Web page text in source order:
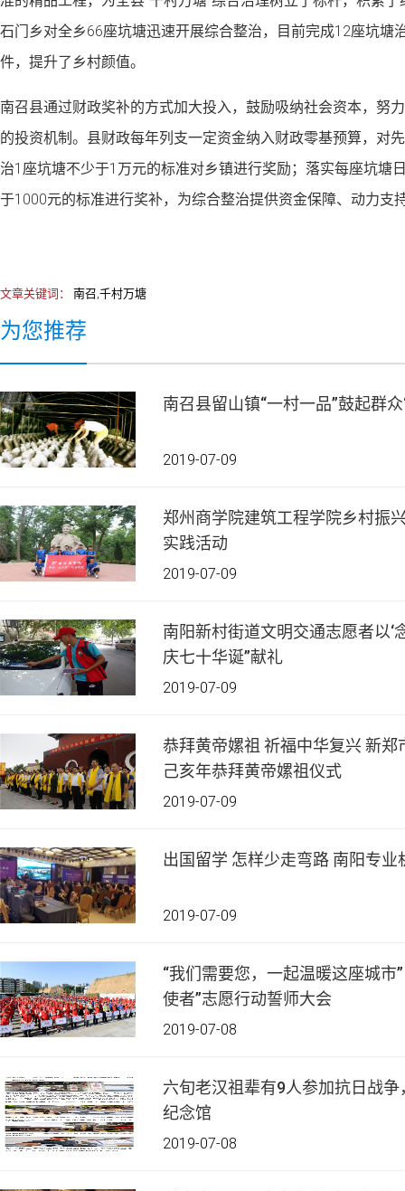
石门乡对全乡66座坑塘迅速开展综合整治，目前完成12座坑塘
件，提升了乡村颜值。
南召县通过财政奖补的方式加大投入，鼓励吸纳社会资本，努
的投资机制。县财政每年列支一定资金纳入财政零基预算，对
治1座坑塘不少于1万元的标准对乡镇进行奖励；落实每座坑塘
于1000元的标准进行奖补，为综合整治提供资金保障、动力支
文章关键词： 南召,千村万塘
为您推荐
南召县留山镇“一村一品”鼓起群众
2019-07-09
郑州商学院建筑工程学院乡村振
实践活动
2019-07-09
南阳新村街道文明交通志愿者以‘
庆七十华诞”献礼
2019-07-09
恭拜黄帝嫘祖 祈福中华复兴 新郑市举行第二届中华父母节暨
己亥年恭拜黄帝嫘祖仪式
2019-07-09
出国留学 怎样少走弯路 南阳专
2019-07-09
“我们需要您，一起温暖这座城市” ——管城回族区举行“绿
使者”志愿行动誓师大会
2019-07-08
六旬老汉祖辈有9人参加抗日战
纪念馆
2019-07-08